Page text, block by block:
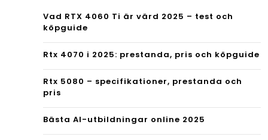
Vad RTX 4060 Ti är värd 2025 – test och
köpguide
Rtx 4070 i 2025: prestanda, pris och köpguide
Rtx 5080 – specifikationer, prestanda och
pris
Bästa AI-utbildningar online 2025